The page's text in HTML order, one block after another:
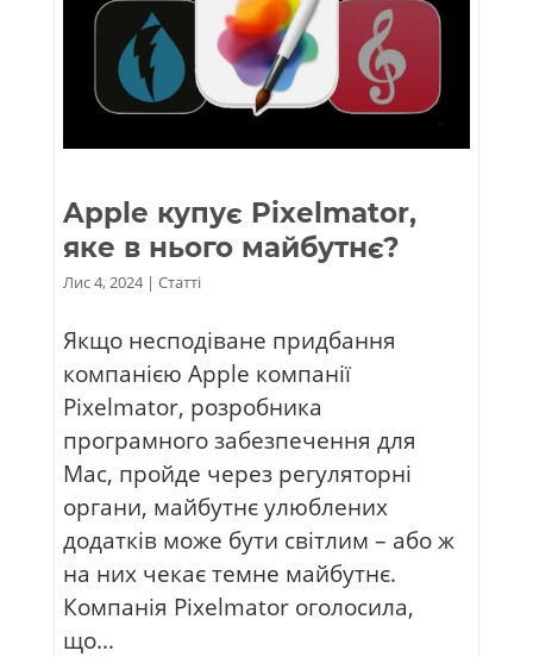
Apple купує Pixelmator,
яке в нього майбутнє?
Лис 4, 2024| Статті
Якщо несподіване придбання
компанією Apple компанії
Pixelmator, розробника
програмного забезпечення для
Mac, пройде через регуляторні
органи, майбутнє улюблених
додатків може бути світлим – або ж
на них чекає темне майбутнє.
Компанія Pixelmator оголосила,
що...